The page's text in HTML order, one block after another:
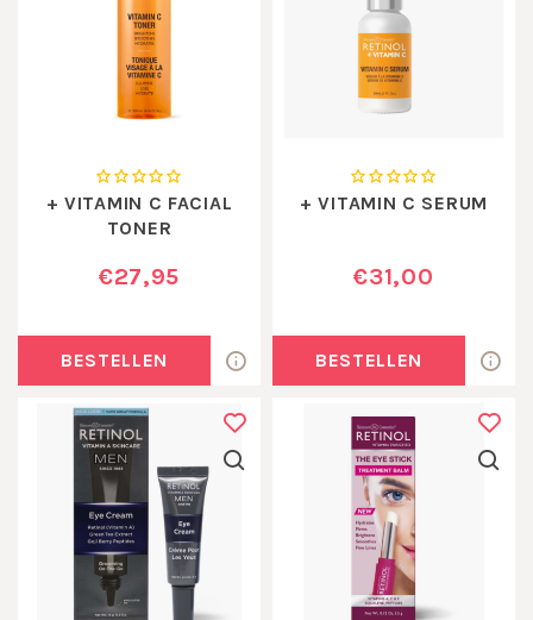
+ VITAMIN C FACIAL
TONER
€27,95
BESTELLEN
+ VITAMIN C SERUM
€31,00
BESTELLEN